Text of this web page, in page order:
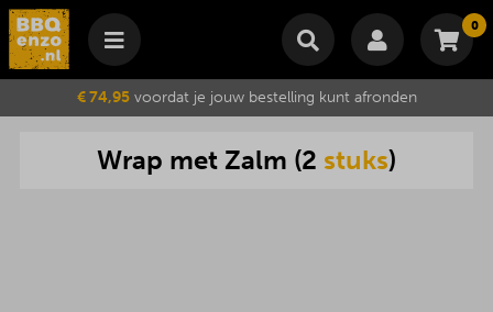
0
Winkelmand
Je winkelwagen is momenteel leeg.
Subtotaal €
Wijzig winkelmand Bestellen
€ 74,95voordat je jouw bestelling kunt afronden
Wrap met Zalm (2 stuks)